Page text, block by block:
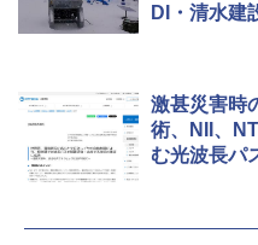
DI・清水建
激甚災害時
術、NII、
む光波長パ